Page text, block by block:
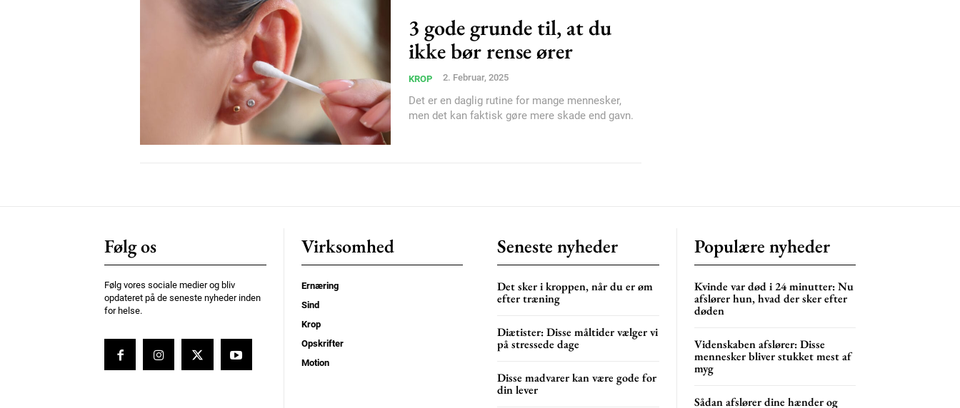
Etiam est nibh, lobortis sit
Praesent euismod ac
Ut mollis pellentesque tortor
Nullam eu erat condimentum
Donec quis est ac felis
Orci varius natoque dolor
Nullam eu erat condimentum
3 gode grunde til, at du
ikke bør rense ører
KROP 2. Februar, 2025
Det er en daglig rutine for mange mennesker,
men det kan faktisk gøre mere skade end gavn.
Følg os
Følg vores sociale medier og bliv
opdateret på de seneste nyheder inden
for helse.
Virksomhed
Ernæring
Sind
Krop
Opskrifter
Motion
Seneste nyheder
Det sker i kroppen, når du er øm
efter træning
Diætister: Disse måltider vælger vi
på stressede dage
Disse madvarer kan være gode for
din lever
Populære nyheder
Kvinde var død i 24 minutter: Nu
afslører hun, hvad der sker efter
døden
Videnskaben afslører: Disse
mennesker bliver stukket mest af
myg
Sådan afslører dine hænder og